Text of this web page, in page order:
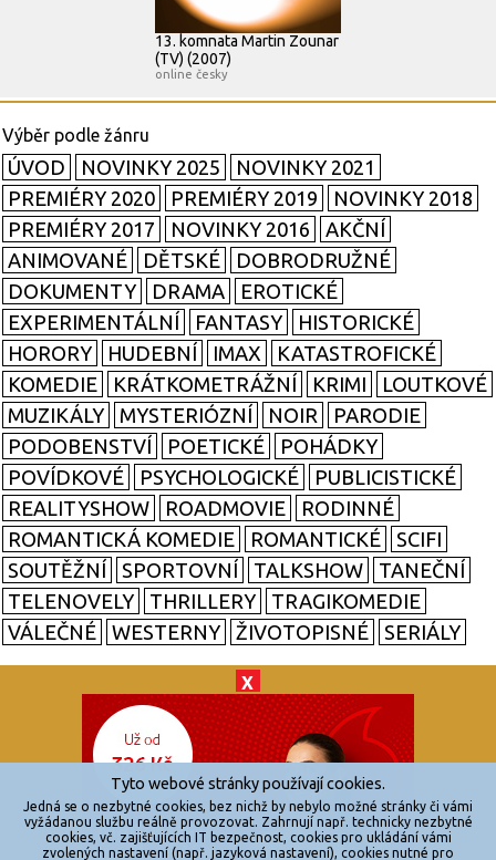
X
13. komnata Martin Zounar
(TV) (2007)
online česky
ÚVOD NOVINKY 2025
NOVINKY 2021
PREMIÉRY 2020
PREMIÉRY 2019
NOVINKY 2018
PREMIÉRY 2017
NOVINKY 2016
AKČNÍ
ANIMOVANÉ
DĚTSKÉ
DOBRODRUŽNÉ
DOKUMENTY
DRAMA
EROTICKÉ
EXPERIMENTÁLNÍ
FANTASY
HISTORICKÉ
HORORY
HUDEBNÍ IMAX
KATASTROFICKÉ
KOMEDIE
KRÁTKOMETRÁŽNÍ KRIMI
LOUTKOVÉ
MUZIKÁLY
MYSTERIÓZNÍ NOIR
PARODIE
PODOBENSTVÍ
POETICKÉ
POHÁDKY
POVÍDKOVÉ
PSYCHOLOGICKÉ
PUBLICISTICKÉ
REALITYSHOW
ROADMOVIE
RODINNÉ
ROMANTICKÁ KOMEDIE
ROMANTICKÉ
SCIFI
SOUTĚŽNÍ
SPORTOVNÍ TALKSHOW
TANEČNÍ
TELENOVELY
THRILLERY
TRAGIKOMEDIE
VÁLEČNÉ
WESTERNY ŽIVOTOPISNÉ SERIÁLY
© 2026
zkouknoutfilm.cz
Všechna práva vyhrazena.
Powered by
Reklama
Tyto webové stránky používají cookies.
Jedná se o nezbytné cookies, bez nichž by nebylo možné stránky či vámi
vyžádanou službu reálně provozovat. Zahrnují např. technicky nezbytné
cookies, vč. zajišťujících IT bezpečnost, cookies pro ukládání vámi
zvolených nastavení (např. jazyková nastavení), cookies nutné pro